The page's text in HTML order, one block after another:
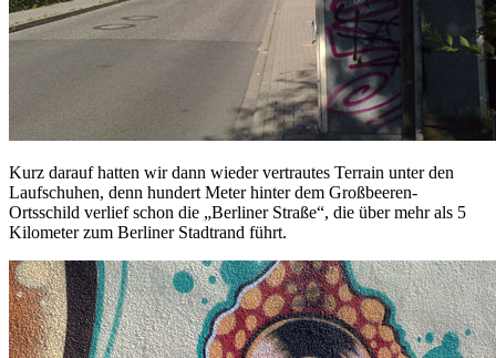
Kurz darauf hatten wir dann wieder vertrautes Terrain unter den
Laufschuhen, denn hundert Meter hinter dem Großbeeren-
Ortsschild verlief schon die „Berliner Straße“, die über mehr als 5
Kilometer zum Berliner Stadtrand führt.